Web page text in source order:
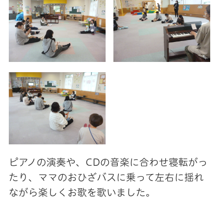
ピアノの演奏や、CDの音楽に合わせ寝転がっ
たり、ママのおひざバスに乗って左右に揺れ
ながら楽しくお歌を歌いました。